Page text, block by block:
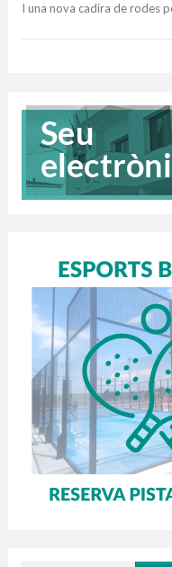
I una nova cadira de rodes